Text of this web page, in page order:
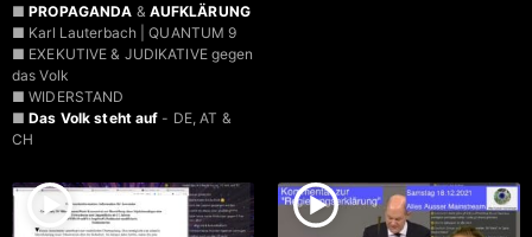
■PROPAGANDA & AUFKLÄRUNG
■ Karl Lauterbach | QUANTUM 9
■ EXEKUTIVE & JUDIKATIVE gegen
das Volk
■ WIDERSTAND
■Das Volk steht auf - DE, AT &
CH